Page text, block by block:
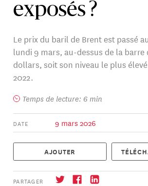
exposés ?
Le prix du baril de Brent est passé
lundi 9 mars, au-dessus de la barre
dollars, soit son niveau le plus élevé
2022.
Temps de lecture: 6 min
DATE 9 mars 2026
AJOUTER
PARTAGER